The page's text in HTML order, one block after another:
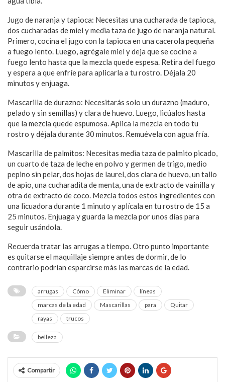
Jugo de naranja y tapioca: Necesitas una cucharada de tapioca,
dos cucharadas de miel y media taza de jugo de naranja natural.
Primero, cocina el jugo con la tapioca en una cacerola pequeña
a fuego lento. Luego, agrégale miel y deja que se cocine a
fuego lento hasta que la mezcla quede espesa. Retira del fuego
y espera a que enfríe para aplicarla a tu rostro. Déjala 20
minutos y enjuaga.
Mascarilla de durazno: Necesitarás solo un durazno (maduro,
pelado y sin semillas) y clara de huevo. Luego, licúalos hasta
que la mezcla quede espumosa. Aplica la mezcla en todo tu
rostro y déjala durante 30 minutos. Remuévela con agua fría.
Mascarilla de palmitos: Necesitas media taza de palmito picado,
un cuarto de taza de leche en polvo y germen de trigo, medio
pepino sin pelar, dos hojas de laurel, dos clara de huevo, un tallo
de apio, una cucharadita de menta, una de extracto de vainilla y
otra de extracto de coco. Mezcla todos estos ingredientes con
una licuadora durante 1 minuto y aplícala en tu rostro de 15 a
25 minutos. Enjuaga y guarda la mezcla por unos días para
seguir usándola.
Recuerda tratar las arrugas a tiempo. Otro punto importante
es quitarse el maquillaje siempre antes de dormir, de lo
contrario podrían esparcirse más las marcas de la edad.
arrugas Cómo Eliminar
líneas
marcas de la edad
Mascarillas para
Quitar
rayas
trucos
belleza
Compartir